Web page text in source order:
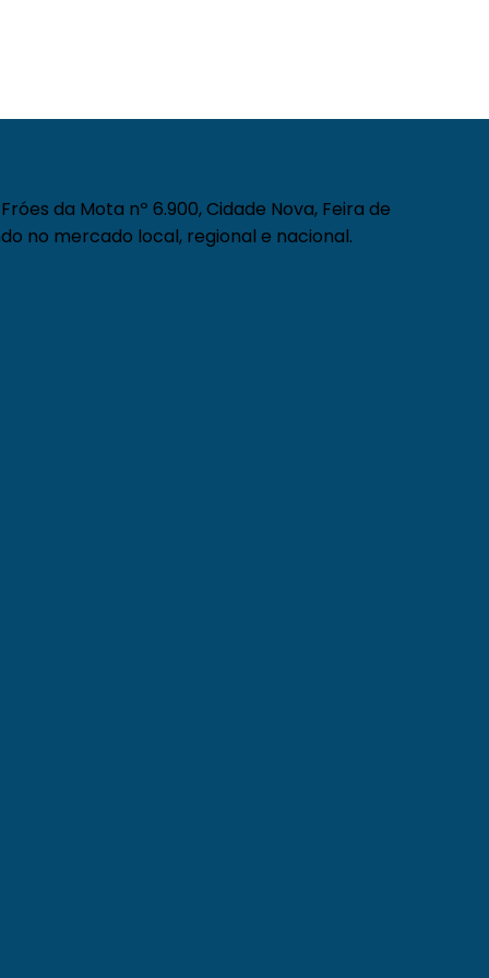
da Mota nº 6.900, Cidade Nova, Feira de
no mercado local, regional e nacional.